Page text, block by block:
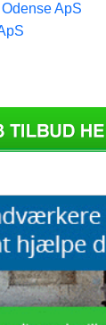
ApS